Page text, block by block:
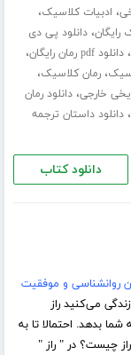
، ادبیات کلاسیک،
رایگان،دانلود پی دی
،دانلود pdf رمان رایگان ،
،رمان کلاسیک،
خارجی،دانلود رمان
،دانلود داستان ترجمه
دانلود کتاب
روانشناسی و موفقیت
می‌کنید راز
بدهد. احتمالا تا به
چیست‌؟ در " راز "